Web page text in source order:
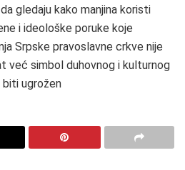
gledaju kako manjina koristi
i ideološke poruke koje
Srpske pravoslavne crkve nije
već simbol duhovnog i kulturnog
biti ugrožen